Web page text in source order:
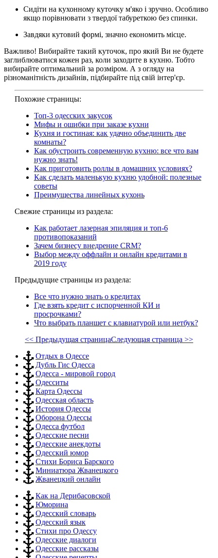
Сидіти на кухонному куточку м'яко і зручно. Особливо
якщо порівнювати з твердої табуреткою без спинки.
Завдяки кутовий формі, значно економить місце.
Важливо! Вибирайте такий куточок, про який Ви не будете
заглиблюватися кожен раз, коли заходите в кухню. Тобто
вибирайте оптимальний за розміром. А з огляду на
різноманітність дизайнів, підбирайте під свій інтер'єр.
Похожие страницы:
Топ-3 одесских закусок
Мифы и ошибки при заказе кухни
Кухня и гостиная: как удачно объединить две
комнаты?
Как обустроить современную кухню: все что вам
нужно знать!
Как приготовить роллы в домашних условиях?
Как сделать маленькую кухню удобной: полезные
советы
Преимущества линейных кухонь
Свежие страницы из раздела:
Как работает лазерная эпиляция и топ-6
противопоказаний
Зачем бизнесу внедрение CRM?
Выбор между оффлайн и онлайн кредитами в
2019 году
Предыдущие страницы из раздела:
Все что нужно знать о кредитах
Где взять кредит с испорченной КИ и
просрочками?
Что выбрать планшет с клавиатурой или нетбук?
<< Предыдущая страницаСледующая страница >>
Отдых в Одессе
Дубль Гис Одесса
Одесса - мировой город
Одесситы
Карта Одессы
Одесская область
История Одессы
Оборона Одессы
Одесса футбол
Одесские песни
Одесские анекдоты
Одесский юмор
Стихи Бориса Барского
Миниатюра Жванецкого
Жванецкий онлайн
Как на Дерибасовской
Юморина
Одесский словарь
Одесский язык
Стихи про Одессу
Одесские диалоги
Одесские рассказы